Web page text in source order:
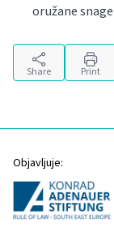
oružane
Share Print
Objavljuje: